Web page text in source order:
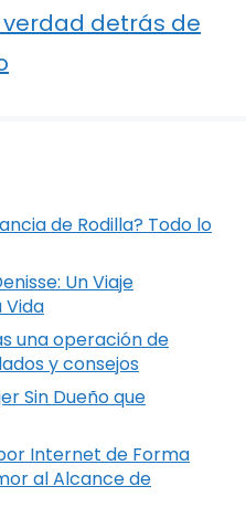
detrás de
de Rodilla? Todo lo
Un Viaje
Vida
una operación de
y consejos
Sin Dueño que
Internet de Forma
al Alcance de